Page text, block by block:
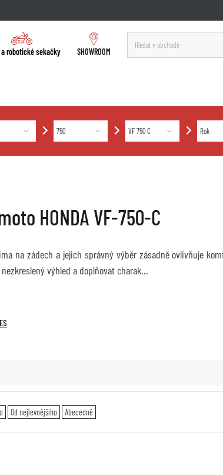
robotické sekačky SHOWROOM
HONDA VF-750-C
na zádech a jejich správný výběr zásadně ovlivňuje
výhled a doplňovat charak
Od nejlevnějšího Abecedně